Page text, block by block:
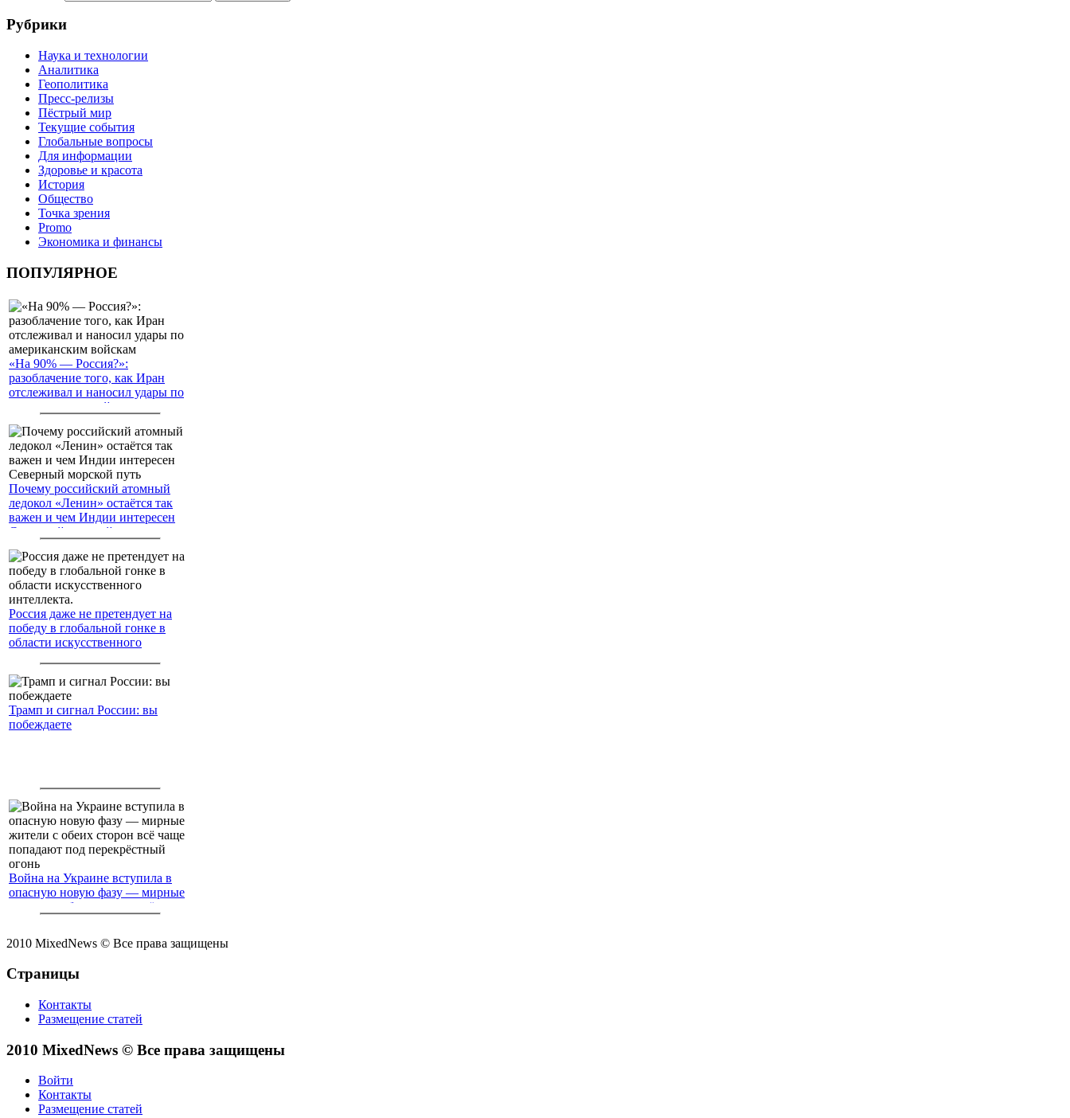
Рубрики
Наука и технологии
Аналитика
Геополитика
Пресс-релизы
Пёстрый мир
Текущие события
Глобальные вопросы
Для информации
Здоровье и красота
История
Общество
Точка зрения
Promo
Экономика и финансы
ПОПУЛЯРНОЕ
«На 90% — Россия?»:
разоблачение того, как Иран
отслеживал и наносил удары по
американским войскам
Почему российский атомный
ледокол «Ленин» остаётся так
важен и чем Индии интересен
Северный морской путь
Россия даже не претендует на
победу в глобальной гонке в
области искусственного
Трамп и сигнал России: вы
побеждаете
Война на Украине вступила в
опасную новую фазу — мирные
жители с обеих сторон всё чаще
2010 MixedNews © Все права защищены
Страницы
Контакты
Размещение статей
2010 MixedNews © Все права защищены
Войти
Контакты
Размещение статей